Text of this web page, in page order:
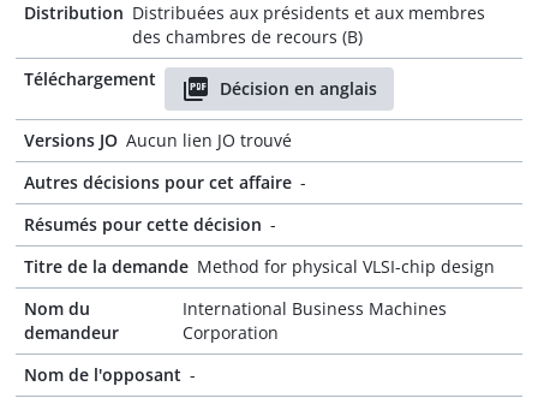
Distribution Distribuées aux présidents et aux membres
des chambres de recours (B)
Téléchargement
Décision en anglais
Versions JO Aucun lien JO trouvé
Autres décisions pour cet affaire -
Résumés pour cette décision -
Titre de la demande Method for physical VLSI-chip design
Nom du
demandeur
International Business Machines
Corporation
Nom de l'opposant -